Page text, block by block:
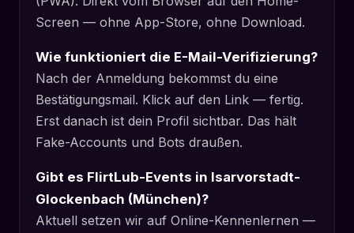
Screen — ohne App-Store, ohne Download.
Wie funktioniert die E-Mail-Verifizierung?
Nach der Anmeldung bekommst du eine
Bestätigungsmail. Klick auf den Link — fertig.
Erst danach ist dein Profil sichtbar. Das hält
Fake-Accounts und Bots draußen.
Gibt es FlirtLub-Events in Isarvorstadt-
Glockenbach (München)?
Aktuell setzen wir auf Online-Kennenlernen —